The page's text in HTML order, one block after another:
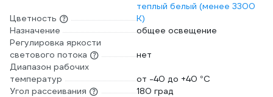
Цветность
теплый белый (менее 3300
К)
Назначение
общее освещение
Регулировка яркости
светового потока
нет
Диапазон рабочих
температур
от -40 до +40 °С
Угол рассеивания
180 град